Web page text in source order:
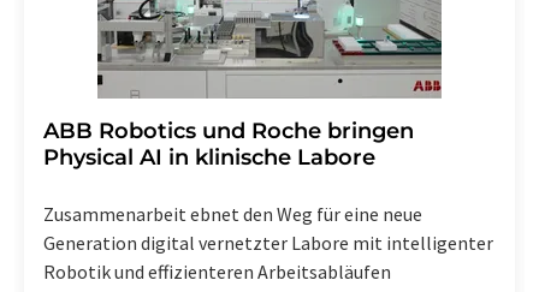
​​​​​​​ABB Robotics und Roche bringen
Physical AI in klinische Labore
Zusammenarbeit ebnet den Weg für eine neue
Generation digital vernetzter Labore mit intelligenter
Robotik und effizienteren Arbeitsabläufen